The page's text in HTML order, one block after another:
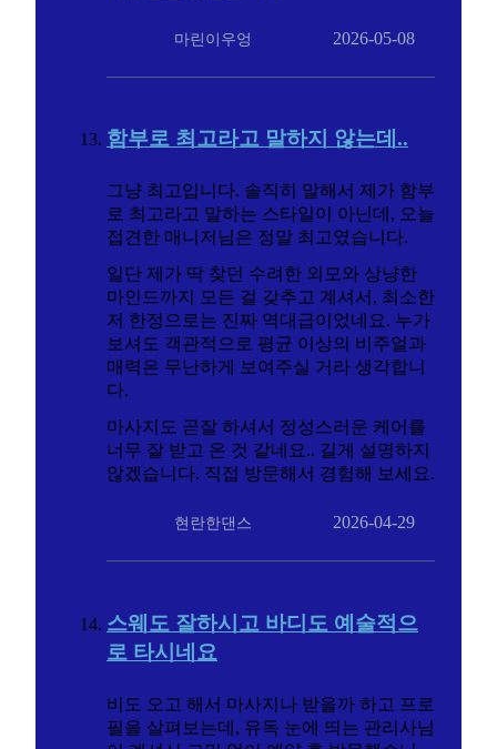
마린이우엉 2026-05-08
함부로 최고라고 말하지 않는데..
그냥 최고입니다. 솔직히 말해서 제가 함부
로 최고라고 말하는 스타일이 아닌데, 오늘
접견한 매니저님은 정말 최고였습니다.
일단 제가 딱 찾던 수려한 외모와 상냥한
마인드까지 모든 걸 갖추고 계셔서, 최소한
저 한정으로는 진짜 역대급이었네요. 누가
보셔도 객관적으로 평균 이상의 비주얼과
매력은 무난하게 보여주실 거라 생각합니
다.
마사지도 곧잘 하셔서 정성스러운 케어를
너무 잘 받고 온 것 같네요.. 길게 설명하지
않겠습니다. 직접 방문해서 경험해 보세요.
현란한댄스 2026-04-29
스웨도 잘하시고 바디도 예술적으
로 타시네요
비도 오고 해서 마사지나 받을까 하고 프로
필을 살펴보는데, 유독 눈에 띄는 관리사님